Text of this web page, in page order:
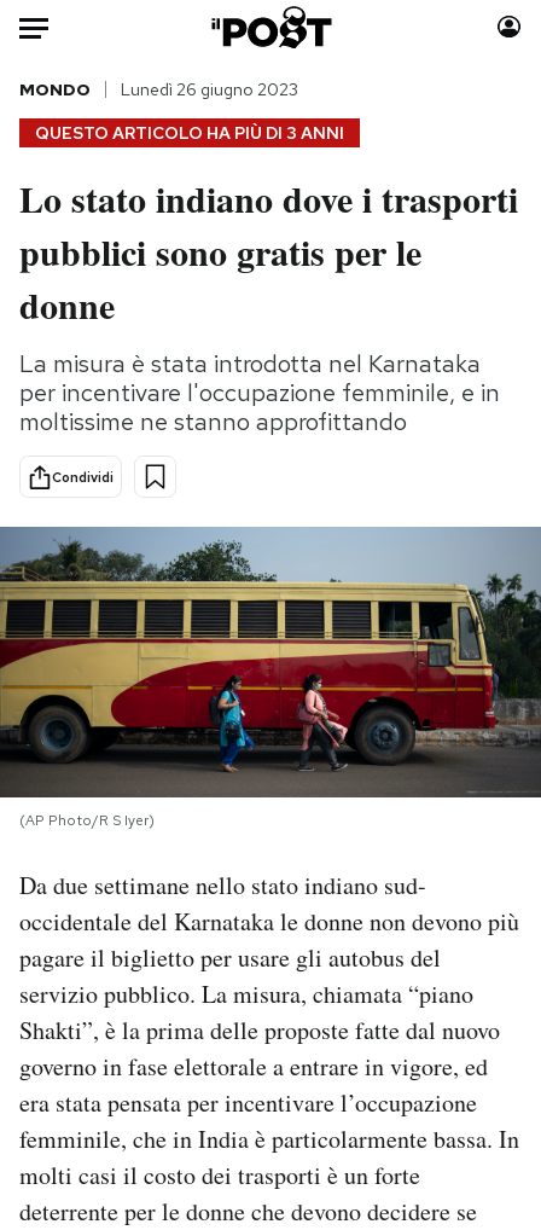
Auto
HOME
Italia
Politica
Tecnologia
Scienza
Cultura
Sport
Moda
Consumismi
Media
Europa
PODCAST
NEWSLETTER
I MIEI PREFERITI
SHOP
AREA PERSONALE
Area Personale
Newsletter
Notifiche mobile
Regala il Post
Hai bisogno di aiuto?
QUESTO ARTICOLO HA PIÙ DI 3 ANNI
MONDO Lunedì 26 giugno 2023
Lo stato indiano dove i trasporti
pubblici sono gratis per le
donne
La misura è stata introdotta nel Karnataka
per incentivare l'occupazione femminile, e in
moltissime ne stanno approfittando
Condividi
(AP Photo/R S Iyer)
Da due settimane nello stato indiano sud-
occidentale del Karnataka le donne non devono più
pagare il biglietto per usare gli autobus del
servizio pubblico. La misura, chiamata “piano
Shakti”, è la prima delle proposte fatte dal nuovo
governo in fase elettorale a entrare in vigore, ed
era stata pensata per incentivare l’occupazione
femminile, che in India è particolarmente bassa. In
molti casi il costo dei trasporti è un forte
deterrente per le donne che devono decidere se